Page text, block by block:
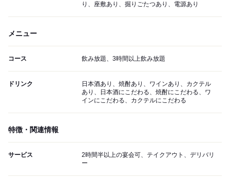
り、座敷あり、掘りごたつあり、電源あり
メニュー
コース 飲み放題、3時間以上飲み放題
ドリンク
日本酒あり、焼酎あり、ワインあり、カクテル
あり、日本酒にこだわる、焼酎にこだわる、ワ
インにこだわる、カクテルにこだわる
特徴・関連情報
サービス
2時間半以上の宴会可、テイクアウト、デリバリ
ー